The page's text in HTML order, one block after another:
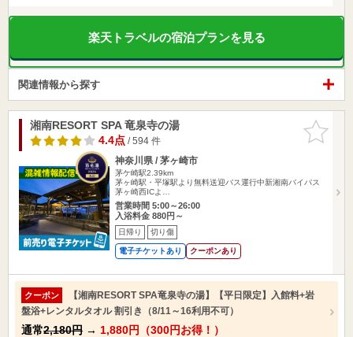
楽天トラベルの宿泊プランを見る
関連情報から探す
お気に入
りに追加
湘南RESORT SPA 竜泉寺の湯
4.4点/ 594 件
神奈川県 / 茅ヶ崎市
茅ケ崎駅2.39km
茅ヶ崎駅・平塚駅より無料送迎バス運行中新湘南バイパス
茅ヶ崎西ICよ…
営業時間 5:00～26:00
入浴料金 880円～
日帰り 切り傷
電子チケットあり クーポンあり
クーポン
【湘南RESORT SPA竜泉寺の湯】【平日限定】入館料+岩
盤浴+レンタルタオル 割引き（8/11～16利用不可）
通常2,180円 → 1,880円（300円お得！）